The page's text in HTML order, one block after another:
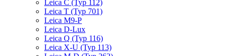
Leica C (Typ 112)
Leica T (Typ 701)
Leica M9-P
Leica D-Lux
Leica Q (Typ 116)
Leica X-U (Typ 113)